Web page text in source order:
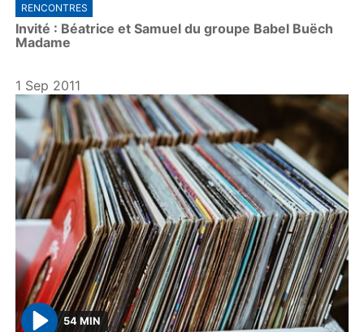
a
y
RENCONTRES
Invité : Béatrice et Samuel du groupe Babel Buëch
Madame
1 Sep 2011
54 MIN